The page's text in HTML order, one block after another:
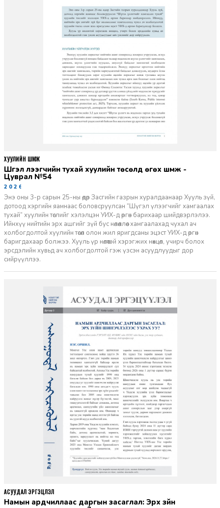
Шүгэл үлээгчийн тухай хуулийн төсөлд өгөх шүүмж -
Цуврал №54
2026-07-27
Энэ оны 3-р сарын 25-ны өдөр Засгийн газрын хуралдаанаар Хууль зүй,
дотоод хэргийн яамнаас боловсруулсан “Шүгэл үлээгчийг хамгаалах
тухай” хуулийн төслийг хэлэлцэн УИХ-д өргөн барихаар шийдвэрлэлээ.
Ийнхүү нийтийн эрх ашгийг зүй бус нөлөөллөөс хамгаалахад чухал ач
холбогдолтой хуулийн төсөл олон жил яригдсаны эцэст УИХ-д өргөн
баригдахаар болжээ. Хууль үр нөлөөтэй хэрэгжих нөхцөл, учирч болох
эрсдэлийн хувьд ач холбогдолтой гэж үзсэн асуудлуудыг дор
сийрүүллээ.
ХУУЛИЙН ШҮҮМЖ
Намын ардчиллаас даргын засаглал: Эрх зүйн
АСУУДАЛ ЭРГЭЦҮҮЛЭЛ